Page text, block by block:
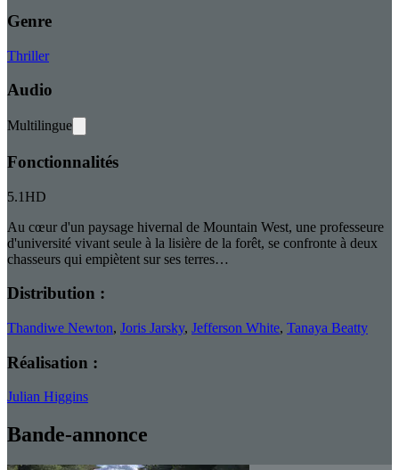
Genre
Thriller
Audio
Multilingue
Fonctionnalités
5.1HD
Au cœur d'un paysage hivernal de Mountain West, une professeure
d'université vivant seule à la lisière de la forêt, se confronte à deux
chasseurs qui empiètent sur ses terres…
Distribution :
Thandiwe Newton, Joris Jarsky, Jefferson White, Tanaya Beatty
Réalisation :
Julian Higgins
Bande-annonce